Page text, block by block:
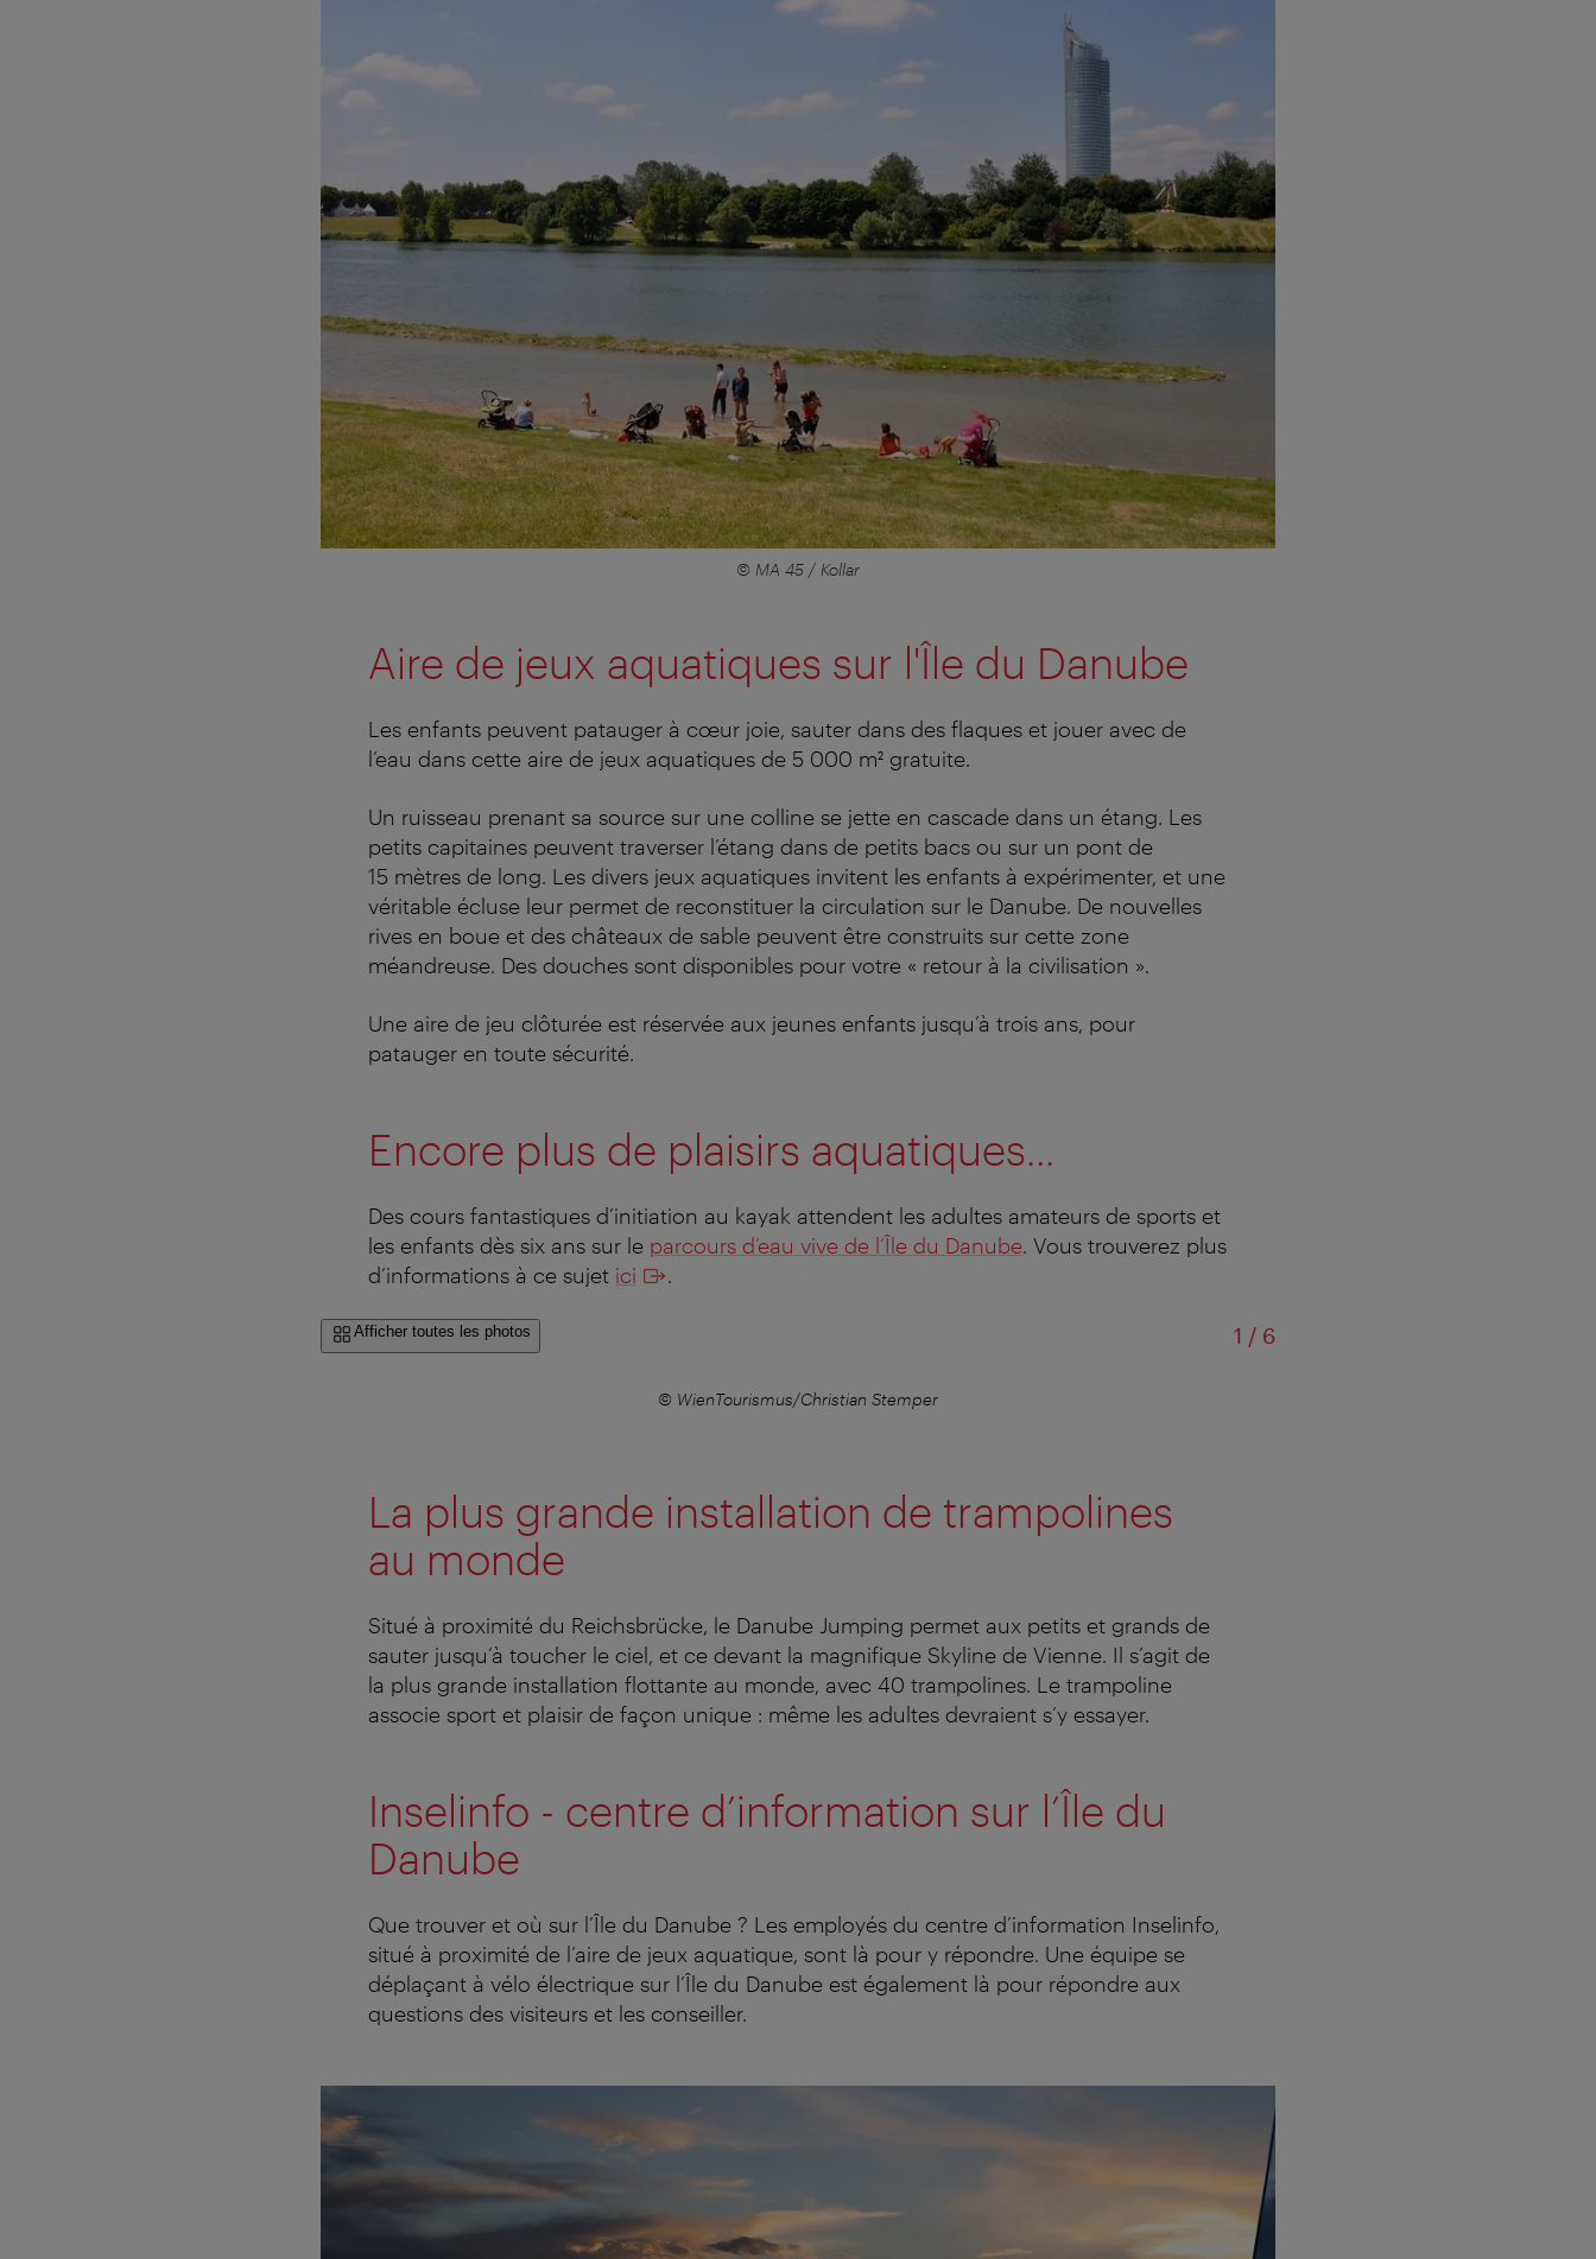
© MA 45 / Kollar
Aire de jeux aquatiques sur l'Île du Danube
Les enfants peuvent patauger à cœur joie, sauter dans des flaques et jouer avec de
l’eau dans cette aire de jeux aquatiques de 5 000 m² gratuite.
Un ruisseau prenant sa source sur une colline se jette en cascade dans un étang. Les
petits capitaines peuvent traverser l’étang dans de petits bacs ou sur un pont de
15 mètres de long. Les divers jeux aquatiques invitent les enfants à expérimenter, et une
véritable écluse leur permet de reconstituer la circulation sur le Danube. De nouvelles
rives en boue et des châteaux de sable peuvent être construits sur cette zone
méandreuse. Des douches sont disponibles pour votre « retour à la civilisation ».
Une aire de jeu clôturée est réservée aux jeunes enfants jusqu’à trois ans, pour
patauger en toute sécurité.
Encore plus de plaisirs aquatiques...
Des cours fantastiques d’initiation au kayak attendent les adultes amateurs de sports et
les enfants dès six ans sur le parcours d’eau vive de l’Île du Danube. Vous trouverez plus
d’informations à ce sujet ici .
Afficher toutes les photos 1 /sur
6
© WienTourismus/Christian Stemper
La plus grande installation de trampolines
au monde
Situé à proximité du Reichsbrücke, le Danube Jumping permet aux petits et grands de
sauter jusqu’à toucher le ciel, et ce devant la magnifique Skyline de Vienne. Il s’agit de
la plus grande installation flottante au monde, avec 40 trampolines. Le trampoline
associe sport et plaisir de façon unique : même les adultes devraient s’y essayer.
Inselinfo - centre d’information sur l’Île du
Danube
Que trouver et où sur l’Île du Danube ? Les employés du centre d’information Inselinfo,
situé à proximité de l’aire de jeux aquatique, sont là pour y répondre. Une équipe se
déplaçant à vélo électrique sur l’Île du Danube est également là pour répondre aux
questions des visiteurs et les conseiller.